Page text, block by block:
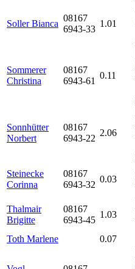
Soller Bianca
08167
6943-33
1.01
Sommerer
Christina
08167
6943-61
0.11
Sonnhütter
Norbert
08167
6943-22
2.06
Steinecke
Corinna
08167
6943-32
0.03
Thalmair
Brigitte
08167
6943-45
1.03
Toth Marlene
0.07